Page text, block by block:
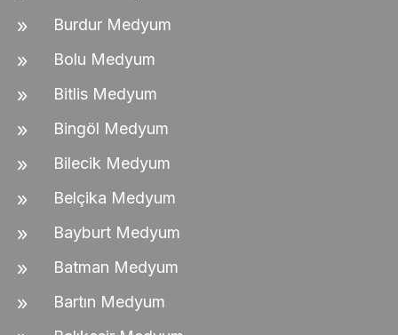
Burdur Medyum
Bolu Medyum
Bitlis Medyum
Bingöl Medyum
Bilecik Medyum
Belçika Medyum
Bayburt Medyum
Batman Medyum
Bartın Medyum